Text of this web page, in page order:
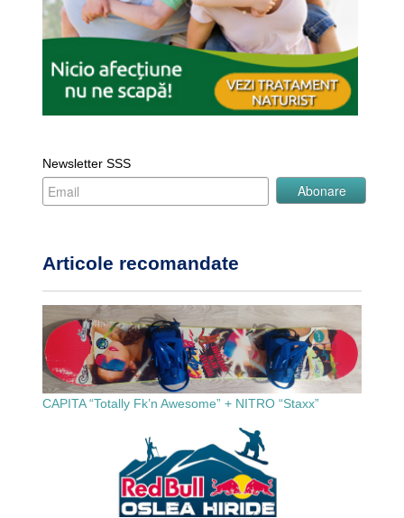
Newsletter SSS
Articole recomandate
CAPITA “Totally Fk’n Awesome” + NITRO “Staxx”